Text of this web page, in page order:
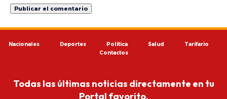
Nacionales Deportes Política Salud
Tarifario
Contactos
Todas las últimas noticias directamente en tu
Portal favorito.